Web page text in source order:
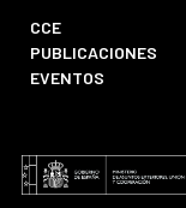
CCE
PUBLICACIONES
EVENTOS